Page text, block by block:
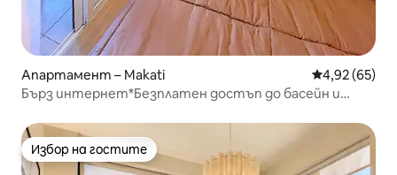
Апартамент – Makati Средна
4,92 (65)
Бърз интернет*Безплатен достъп до басейн и
Избор на гостите
Избор на гостите